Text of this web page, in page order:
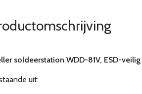
soldeerstation WDD-81V, ESD-
uit: